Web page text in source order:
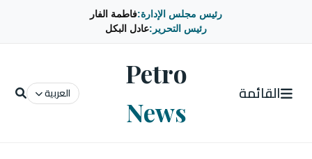
رئيس مجلس الإدارة:فاطمة الفار
رئيس التحرير:عادل البكل
القائمة
Petro
News
العربية